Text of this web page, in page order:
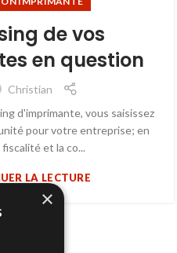
de vos
en question
Christian
d'imprimante, vous saisissez
pour votre entreprise; en
et la co...
LA LECTURE
×